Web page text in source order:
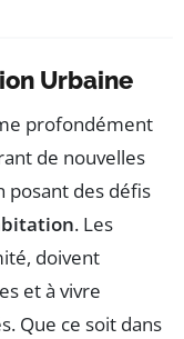
Urbaine
profondément
de nouvelles
posant des défis
. Les
doivent
et à vivre
Que ce soit dans